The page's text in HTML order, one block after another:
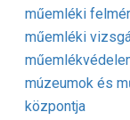
műemléki
műemléki
múzeumok és
központja